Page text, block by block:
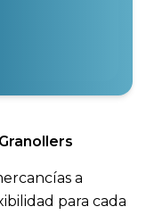
a
para cada